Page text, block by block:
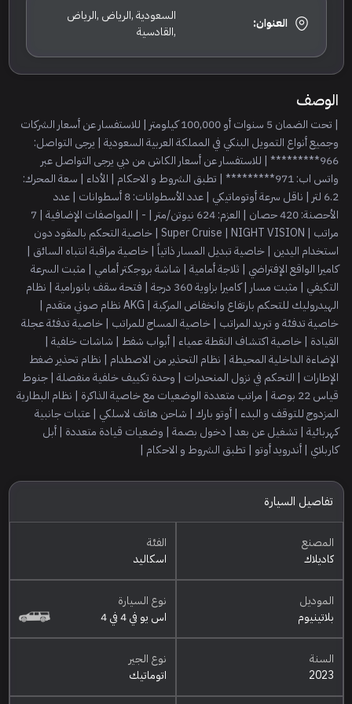
العنوان:
السعودية ,الرياض ,الرياض
,القادسية
الوصف
| تحت الضمان 5 سنوات أو 100,000 كيلومتر | للاستفسار عن أسعار الشركات
وجميع أنواع التمويل البنكي في المملكة العربية السعودية | يرجى التواصل:
966********* | للاستفسار عن أسعار الكاش من دبي يرجى التواصل عبر
واتس اب: 971********* | تطبق الشروط و الاحكام | الأداء | سعة المحرك:
6.2 لتر | ناقل سرعة أوتوماتيكي | عدد الأسطوانات: 8 أسطوانات | عدد
الأحصنة: 420 حصان | العزم: 624 نيوتن/متر | - | المواصفات الإضافية | 7
مراتب | Super Cruise | NIGHT VISION | خاصية التحكم بالمقود دون
استخدام اليدين | خاصية تبديل المسار ذاتياً | خاصية مراقبة انتباه السائق |
كاميرا الواقع الإفتراضي | ثلاجة أمامية | شاشة بروجكتر أمامي | مثبت السرعة
التكيفي | مثبت مسار | كاميرا بزاوية 360 درجة | فتحة سقف بانورامية | نظام
الهيدروليك للتحكم بارتفاع وانخفاض المركبة | AKG نظام صوتي متقدم |
خاصية تدفئة و تبريد المراتب | خاصية المساج للمراتب | خاصية تدفئة عجلة
القيادة | خاصية اكتشاف النقطة عمياء | أبواب شفط | شاشات خلفية |
الإضاءة الداخلية المحيطة | نظام التحذير من الاصطدام | نظام تحذير ضغط
الإطارات | التحكم في نزول المنحدرات | وحدة تكييف خلفية منفصلة | جنوط
قياس 22 بوصة | مراتب متعددة الوضعيات مع خاصية الذاكرة | نظام البطارية
المزدوج للتوقف و البدء | أوتو بارك | شاحن هاتف لاسلكي | عتبات جانبية
كهربائية | تشغيل عن بعد | دخول بصمة | وضعيات قيادة متعددة | أبل
كاربلاي | أندرويد أوتو | تطبق الشروط و الاحكام |
تفاصيل السيارة
المصنع
كاديلاك
الفئة
اسكاليد
الموديل
بلاتينيوم
نوع السيارة
اس يو في 4 في 4
السنة
2023
نوع الجير
اتوماتيك